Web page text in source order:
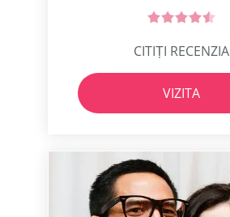
CITIȚI RECENZIA
VIZITA